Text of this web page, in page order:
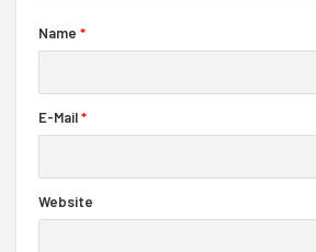
Name *
E-Mail*
Website